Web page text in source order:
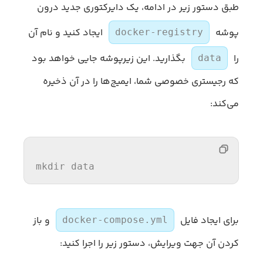
طبق دستور زیر در ادامه، یک دایرکتوری جدید درون
پوشه
docker-registry
ایجاد کنید و نام آن
را
data
بگذارید. این زیرپوشه جایی خواهد بود
که رجیستری خصوصی شما، ایمیج‌ها را در آن ذخیره
می‌کند:
mkdir data
برای ایجاد فایل docker-compose.yml
و باز
کردن آن جهت ویرایش، دستور زیر را اجرا کنید: